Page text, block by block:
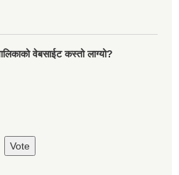
वेबसाईट कस्तो लाग्यो?